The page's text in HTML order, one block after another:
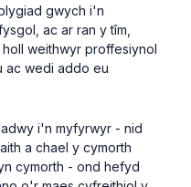
gwych i'n
ac ar ran y tîm,
weithwyr proffesiynol
ac wedi addo eu
i'n myfyrwyr - nid
a chael y cymorth
cymorth - ond hefyd